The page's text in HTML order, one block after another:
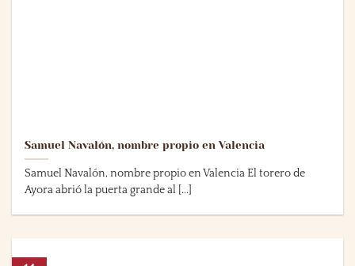
Samuel Navalón, nombre propio en Valencia
Samuel Navalón, nombre propio en Valencia El torero de
Ayora abrió la puerta grande al [...]